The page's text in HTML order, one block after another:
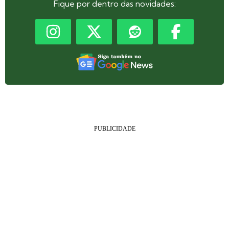
Fique por dentro das novidades: